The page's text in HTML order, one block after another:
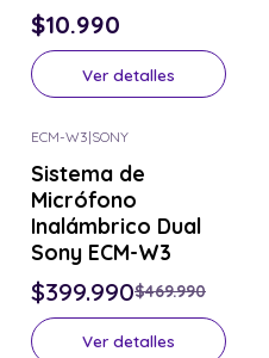
$10.990
Ver detalles
Consulta por el tuyo
ECM-W3|SONY
Sistema de
Micrófono
Inalámbrico Dual
Sony ECM-W3
$399.990$469.990
Ver detalles